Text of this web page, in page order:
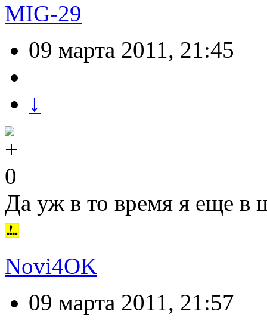
MIG-29
09 марта 2011, 21:45
↓
0
Да уж в то время я еще в
Novi4OK
09 марта 2011, 21:57